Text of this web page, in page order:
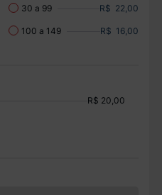
30 a 99 R$ 22,00
100 a 149 R$ 16,00
R$ 20,00